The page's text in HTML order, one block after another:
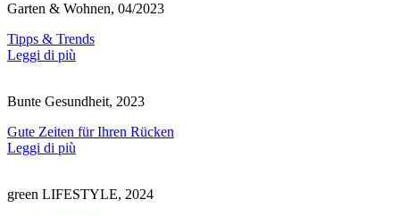
Garten & Wohnen, 04/2023
Tipps & Trends
Leggi di più
Bunte Gesundheit, 2023
Gute Zeiten für Ihren Rücken
Leggi di più
green LIFESTYLE, 2024